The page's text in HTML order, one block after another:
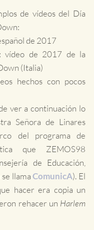
de vídeos del Día
de 2017
: vídeo de 2017 de la
(Italia)
hechos con pocos
ver a continuación lo
Señora de Linares
del programa de
que ZEMOS98
de Educación,
se llamaComunicA). El
hacer era copia un
rehacer un Harlem